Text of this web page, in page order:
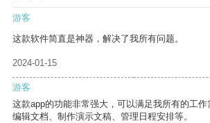
游客
这款软件简直是神器，解决了我所有问题。
2024-01-15
游客
这款app的功能非常强大，可以满足我所有的工
编辑文档、制作演示文稿、管理日程安排等。